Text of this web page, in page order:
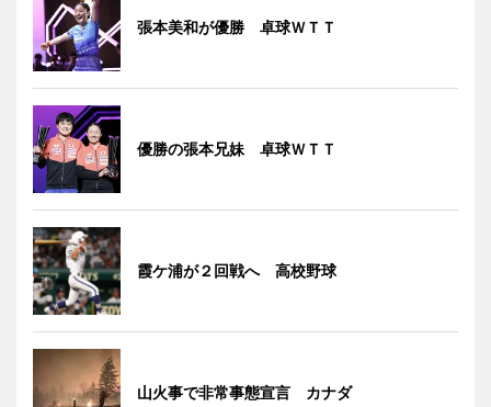
張本美和が優勝 卓球ＷＴＴ
優勝の張本兄妹 卓球ＷＴＴ
霞ケ浦が２回戦へ 高校野球
山火事で非常事態宣言 カナダ